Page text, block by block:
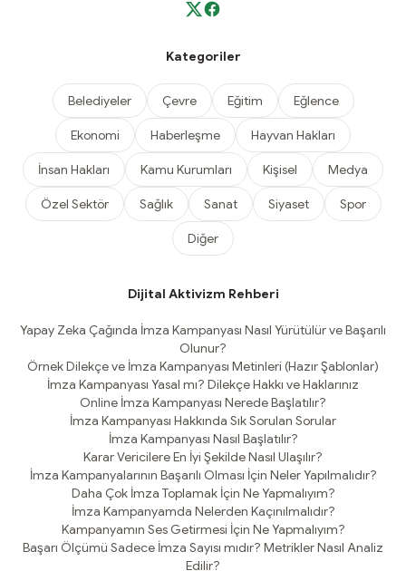
Kategoriler
Belediyeler Çevre Eğitim Eğlence
Ekonomi Haberleşme Hayvan Hakları
İnsan Hakları Kamu Kurumları Kişisel Medya
Özel Sektör Sağlık Sanat Siyaset Spor
Diğer
Dijital Aktivizm Rehberi
Yapay Zeka Çağında İmza Kampanyası Nasıl Yürütülür ve Başarılı
Olunur?
Örnek Dilekçe ve İmza Kampanyası Metinleri (Hazır Şablonlar)
İmza Kampanyası Yasal mı? Dilekçe Hakkı ve Haklarınız
Online İmza Kampanyası Nerede Başlatılır?
İmza Kampanyası Hakkında Sık Sorulan Sorular
İmza Kampanyası Nasıl Başlatılır?
Karar Vericilere En İyi Şekilde Nasıl Ulaşılır?
İmza Kampanyalarının Başarılı Olması İçin Neler Yapılmalıdır?
Daha Çok İmza Toplamak İçin Ne Yapmalıyım?
İmza Kampanyamda Nelerden Kaçınılmalıdır?
Kampanyamın Ses Getirmesi İçin Ne Yapmalıyım?
Başarı Ölçümü Sadece İmza Sayısı mıdır? Metrikler Nasıl Analiz
Edilir?